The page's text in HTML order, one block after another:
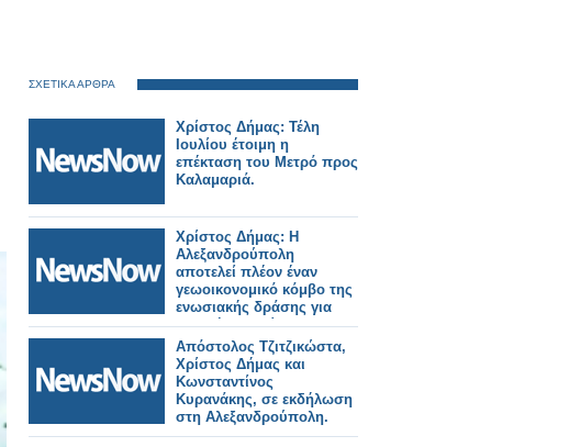
ΣΧΕΤΙΚΑ ΑΡΘΡΑ
Χρίστος Δήμας: Τέλη
Ιουλίου έτοιμη η
επέκταση του Μετρό προς
Καλαμαριά.
Χρίστος Δήμας: Η
Αλεξανδρούπολη
αποτελεί πλέον έναν
γεωοικονομικό κόμβο της
ενωσιακής δράσης για
διαρκή ενοποίηση
δικτύων, υποδομών και
οικονομίας.
Απόστολος Τζιτζικώστα,
Χρίστος Δήμας και
Κωνσταντίνος
Κυρανάκης, σε εκδήλωση
στη Αλεξανδρούπολη.